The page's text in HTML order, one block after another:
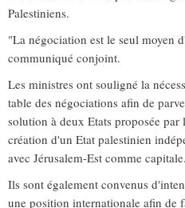
Palestiniens.
"La négociation est le seul moyen
communiqué conjoint.
Les ministres ont souligné la
table des négociations afin de
solution à deux Etats proposée
création d'un Etat palestinien
avec Jérusalem-Est comme capitale.
Ils sont également convenus
une position internationale afin de